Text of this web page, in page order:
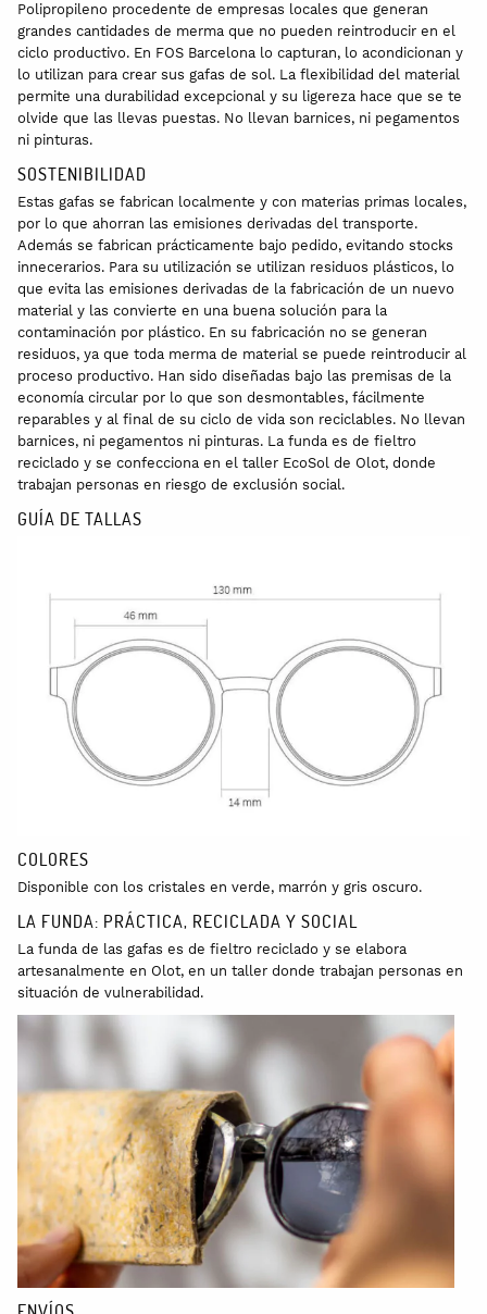
Polipropileno procedente de empresas locales que generan
grandes cantidades de merma que no pueden reintroducir en el
ciclo productivo. En FOS Barcelona lo capturan, lo acondicionan y
lo utilizan para crear sus gafas de sol. La flexibilidad del material
permite una durabilidad excepcional y su ligereza hace que se te
olvide que las llevas puestas. No llevan barnices, ni pegamentos
ni pinturas.
SOSTENIBILIDAD
Estas gafas se fabrican localmente y con materias primas locales,
por lo que ahorran las emisiones derivadas del transporte.
Además se fabrican prácticamente bajo pedido, evitando stocks
innecerarios. Para su utilización se utilizan residuos plásticos, lo
que evita las emisiones derivadas de la fabricación de un nuevo
material y las convierte en una buena solución para la
contaminación por plástico. En su fabricación no se generan
residuos, ya que toda merma de material se puede reintroducir al
proceso productivo. Han sido diseñadas bajo las premisas de la
economía circular por lo que son desmontables, fácilmente
reparables y al final de su ciclo de vida son reciclables. No llevan
barnices, ni pegamentos ni pinturas. La funda es de fieltro
reciclado y se confecciona en el taller EcoSol de Olot, donde
trabajan personas en riesgo de exclusión social.
GUÍA DE TALLAS
COLORES
Disponible con los cristales en verde, marrón y gris oscuro.
LA FUNDA: PRÁCTICA, RECICLADA Y SOCIAL
La funda de las gafas es de fieltro reciclado y se elabora
artesanalmente en Olot, en un taller donde trabajan personas en
situación de vulnerabilidad.